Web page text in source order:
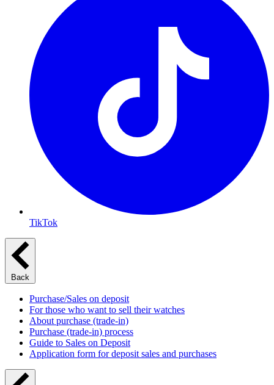
TikTok
Back
Purchase/Sales on deposit
For those who want to sell their watches
About purchase (trade-in)
Purchase (trade-in) process
Guide to Sales on Deposit
Application form for deposit sales and purchases